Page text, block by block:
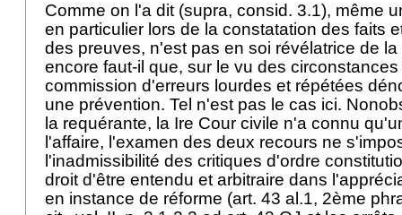
Comme on l'a dit (supra, consid. 3.1), même
en particulier lors de la constatation des faits
des preuves, n'est pas en soi révélatrice de
encore faut-il que, sur le vu des
commission d'erreurs lourdes et répétées
une prévention. Tel n'est pas le cas ici.
la requérante, la Ire Cour civile n'a connu
l'affaire, l'examen des deux recours ne
l'inadmissibilité des critiques d'ordre
droit d'être entendu et arbitraire dans
en instance de réforme (art. 43 al.1, 2ème